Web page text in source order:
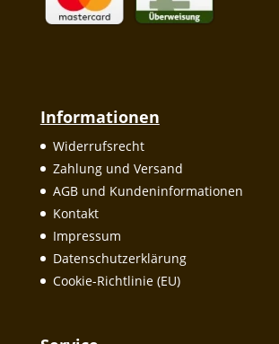
Informationen
Widerrufsrecht
Zahlung und Versand
AGB und Kundeninformationen
Kontakt
Impressum
Datenschutzerklärung
Cookie-Richtlinie (EU)